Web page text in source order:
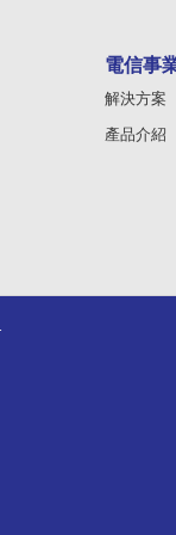
電信事
解決方案
產品介紹